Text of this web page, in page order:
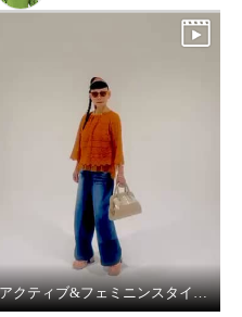
アクティブ&フェミニンスタイリング